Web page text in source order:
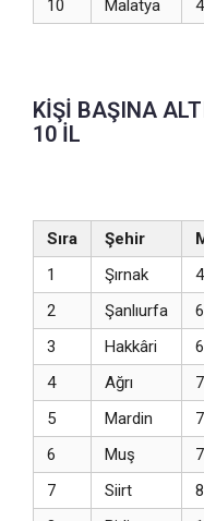
10
Malatya
KİŞİ BAŞINA
10 İL
Sıra Şehir
1
Şırnak
2
Şanlıurfa
3
Hakkâri
4
Ağrı
5
Mardin
6
Muş
7
Siirt